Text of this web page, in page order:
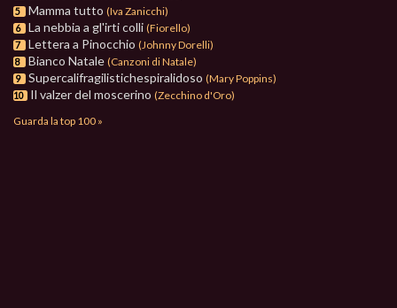
5 Mamma tutto (Iva Zanicchi)
6 La nebbia a gl'irti colli (Fiorello)
7 Lettera a Pinocchio (Johnny Dorelli)
8 Bianco Natale (Canzoni di Natale)
9 Supercalifragilistichespiralidoso (Mary Poppins)
10 Il valzer del moscerino (Zecchino d'Oro)
Guarda la top 100 »